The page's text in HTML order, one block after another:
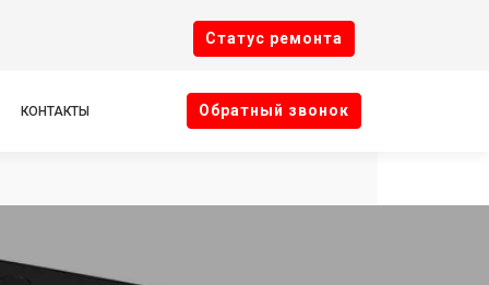
Cтатус ремонта
КОНТАКТЫ Oбратный звонок